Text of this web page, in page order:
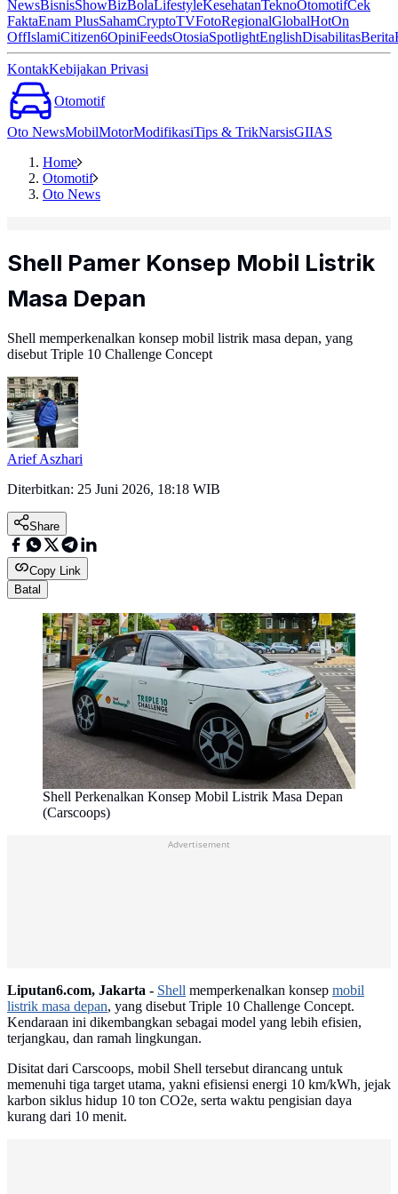
NewsBisnisShowBizBolaLifestyleKesehatanTeknoOtomotifCek
FaktaEnam PlusSahamCryptoTVFotoRegionalGlobalHotOn
OffIslamiCitizen6OpiniFeedsOtosiaSpotlightEnglishDisabilitasBerita
KontakKebijakan Privasi
Otomotif
Oto NewsMobilMotorModifikasiTips & TrikNarsisGIIAS
Home
Otomotif
Oto News
Shell Pamer Konsep Mobil Listrik
Masa Depan
Shell memperkenalkan konsep mobil listrik masa depan, yang
disebut Triple 10 Challenge Concept
Arief Aszhari
Diterbitkan: 25 Juni 2026, 18:18 WIB
Share
Copy Link
Batal
Shell Perkenalkan Konsep Mobil Listrik Masa Depan
(Carscoops)
Advertisement
Liputan6.com, Jakarta - Shell memperkenalkan konsep mobil
listrik masa depan, yang disebut Triple 10 Challenge Concept.
Kendaraan ini dikembangkan sebagai model yang lebih efisien,
terjangkau, dan ramah lingkungan.
Disitat dari Carscoops, mobil Shell tersebut dirancang untuk
memenuhi tiga target utama, yakni efisiensi energi 10 km/kWh, jejak
karbon siklus hidup 10 ton CO2e, serta waktu pengisian daya
kurang dari 10 menit.